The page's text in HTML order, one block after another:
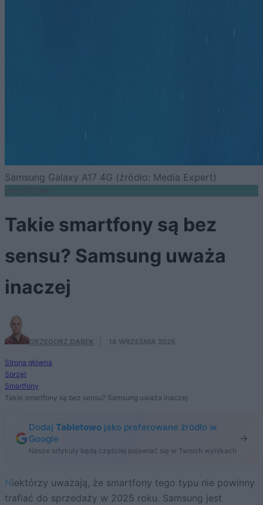
Samsung Galaxy A17 4G (źródło: Media Expert)
Takie smartfony są bez
sensu? Samsung uważa
inaczej
GRZEGORZ DĄBEK 18 WRZEŚNIA 2025
Strona główna
Sprzęt
Smartfony
Takie smartfony są bez sensu? Samsung uważa inaczej
Dodaj Tabletowo jako preferowane źródło w
Google
Nasze artykuły będą częściej pojawiać się w Twoich wynikach
Niektórzy uważają, że smartfony tego typu nie powinny
trafiać do sprzedaży w 2025 roku. Samsung jest